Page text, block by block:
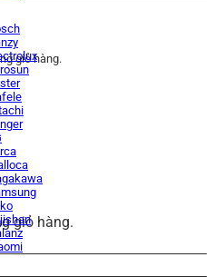
giỏ hàng.
giỏ hàng.